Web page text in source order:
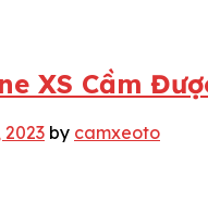
XS Cầm
2023 by camxeoto